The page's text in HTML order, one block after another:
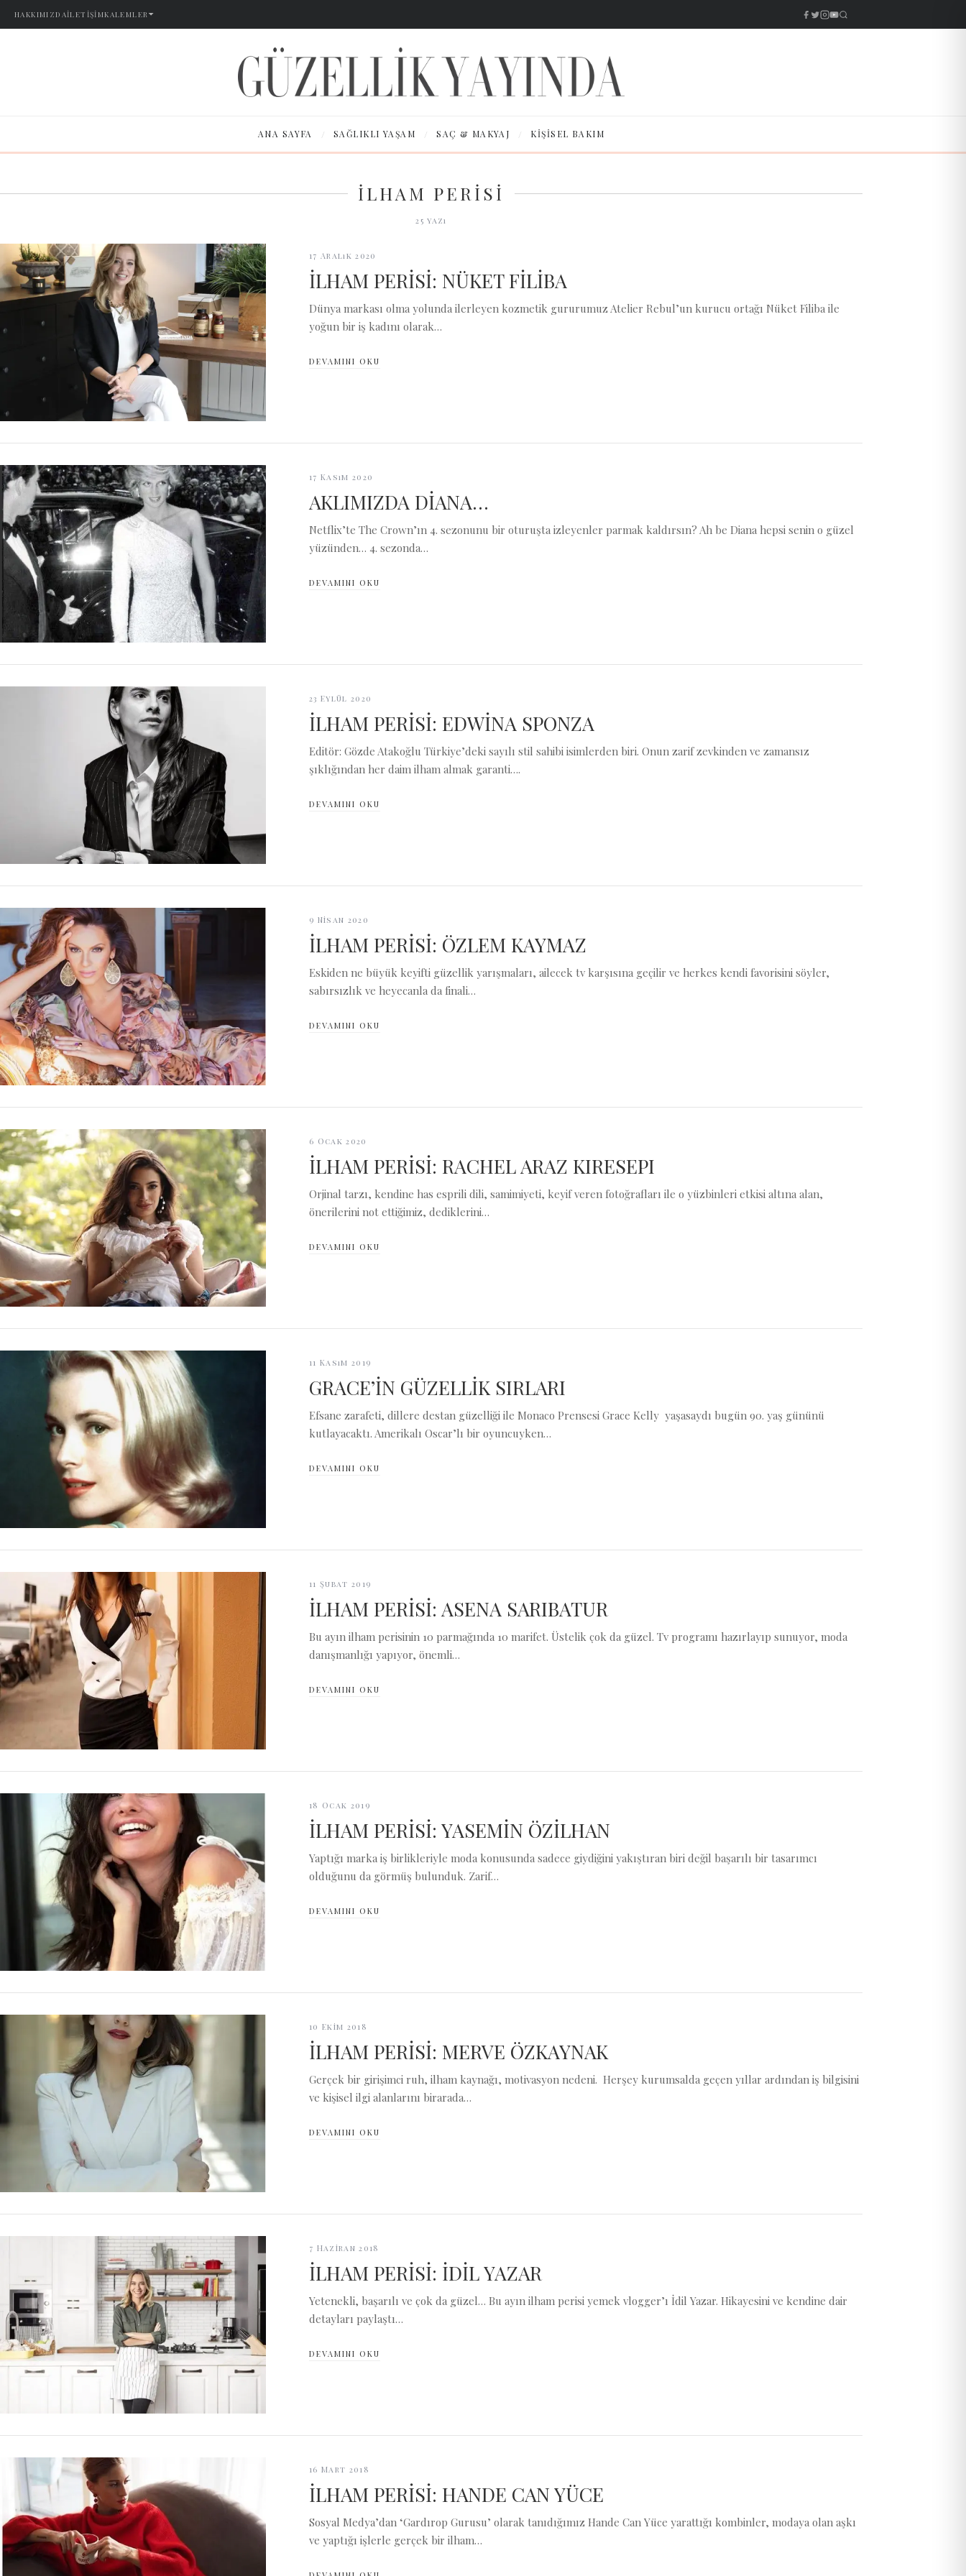
HAKKIMIZDAİLETIŞIMKALEMLER
ANA SAYFA / SAĞLIKLI YAŞAM / SAÇ & MAKYAJ / KIŞISEL BAKIM
İLHAM PERİSİ
25 yazı
17 Aralık 2020
İLHAM PERİSİ: NÜKET FİLİBA
Dünya markası olma yolunda ilerleyen kozmetik gururumuz Atelier Rebul’un kurucu ortağı Nüket Filiba ile
yoğun bir iş kadını olarak…
DEVAMINI OKU
17 Kasım 2020
AKLIMIZDA DİANA…
Netflix’te The Crown’ın 4. sezonunu bir oturuşta izleyenler parmak kaldırsın? Ah be Diana hepsi senin o güzel
yüzünden… 4. sezonda…
DEVAMINI OKU
23 Eylül 2020
İLHAM PERİSİ: EDWİNA SPONZA
Editör: Gözde Atakoğlu Türkiye’deki sayılı stil sahibi isimlerden biri. Onun zarif zevkinden ve zamansız
şıklığından her daim ilham almak garanti….
DEVAMINI OKU
9 Nisan 2020
İLHAM PERİSİ: ÖZLEM KAYMAZ
Eskiden ne büyük keyifti güzellik yarışmaları, ailecek tv karşısına geçilir ve herkes kendi favorisini söyler,
sabırsızlık ve heyecanla da finali…
DEVAMINI OKU
6 Ocak 2020
İLHAM PERİSİ: RACHEL ARAZ KIRESEPI
Orjinal tarzı, kendine has esprili dili, samimiyeti, keyif veren fotoğrafları ile o yüzbinleri etkisi altına alan,
önerilerini not ettiğimiz, dediklerini…
DEVAMINI OKU
11 Kasım 2019
GRACE’İN GÜZELLİK SIRLARI
Efsane zarafeti, dillere destan güzelliği ile Monaco Prensesi Grace Kelly yaşasaydı bugün 90. yaş gününü
kutlayacaktı. Amerikalı Oscar’lı bir oyuncuyken…
DEVAMINI OKU
11 Şubat 2019
İLHAM PERİSİ: ASENA SARIBATUR
Bu ayın ilham perisinin 10 parmağında 10 marifet. Üstelik çok da güzel. Tv programı hazırlayıp sunuyor, moda
danışmanlığı yapıyor, önemli…
DEVAMINI OKU
18 Ocak 2019
İLHAM PERİSİ: YASEMİN ÖZİLHAN
Yaptığı marka iş birlikleriyle moda konusunda sadece giydiğini yakıştıran biri değil başarılı bir tasarımcı
olduğunu da görmüş bulunduk. Zarif…
DEVAMINI OKU
10 Ekim 2018
İLHAM PERİSİ: MERVE ÖZKAYNAK
Gerçek bir girişimci ruh, ilham kaynağı, motivasyon nedeni. Herşey kurumsalda geçen yıllar ardından iş bilgisini
ve kişisel ilgi alanlarını birarada…
DEVAMINI OKU
7 Haziran 2018
İLHAM PERİSİ: İDİL YAZAR
Yetenekli, başarılı ve çok da güzel… Bu ayın ilham perisi yemek vlogger’ı İdil Yazar. Hikayesini ve kendine dair
detayları paylaştı…
DEVAMINI OKU
16 Mart 2018
İLHAM PERİSİ: HANDE CAN YÜCE
Sosyal Medya’dan ‘Gardırop Gurusu’ olarak tanıdığımız Hande Can Yüce yarattığı kombinler, modaya olan aşkı
ve yaptığı işlerle gerçek bir ilham…